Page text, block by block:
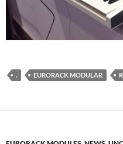
. EURORACK MODULAR